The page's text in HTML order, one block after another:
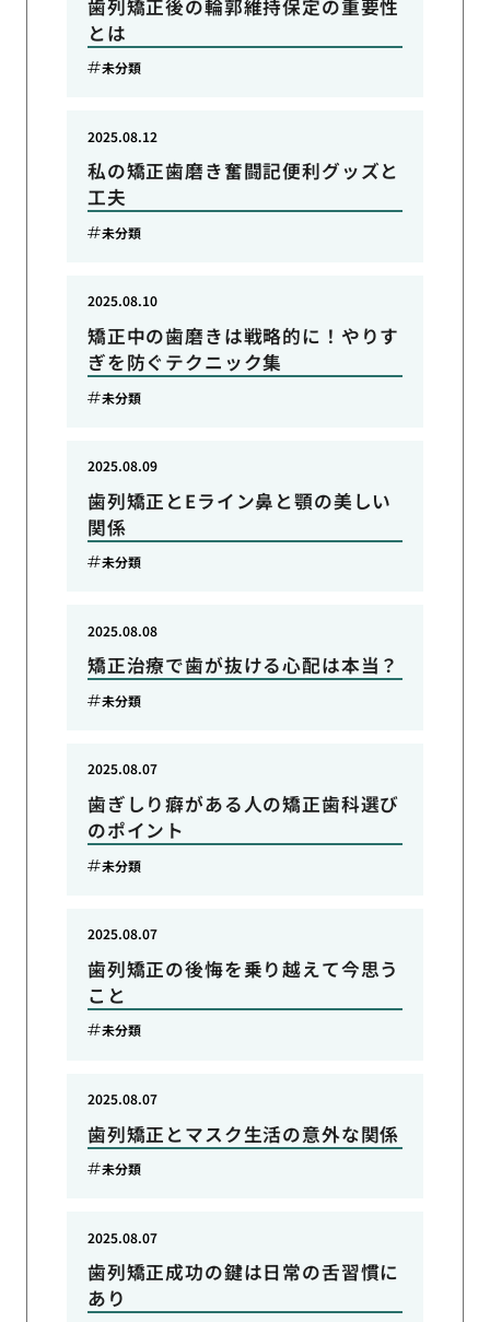
歯列矯正後の輪郭維持保定の重要性
とは
未分類
私の矯正歯磨き奮闘記便利グッズと
工夫
2025.08.12
未分類
矯正中の歯磨きは戦略的に！やりす
ぎを防ぐテクニック集
2025.08.10
未分類
歯列矯正とEライン鼻と顎の美しい
関係
2025.08.09
未分類
矯正治療で歯が抜ける心配は本当？
2025.08.08
未分類
歯ぎしり癖がある人の矯正歯科選び
のポイント
2025.08.07
未分類
歯列矯正の後悔を乗り越えて今思う
こと
2025.08.07
未分類
歯列矯正とマスク生活の意外な関係
2025.08.07
未分類
歯列矯正成功の鍵は日常の舌習慣に
あり
2025.08.07